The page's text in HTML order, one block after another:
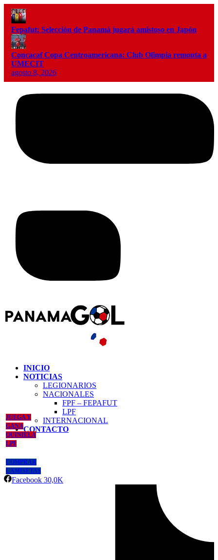
Fepafut: Selección de Panamá jugará amistoso en Japón
Concacaf Copa Centroamericana: Club Olimpia remonta a
UMECIT
agosto 8, 2026
INICIO
NOTICIAS
LEGIONARIOS
NACIONALES
FPF – FEPAFUT
LPF
INTERNACIONAL
CONTACTO
JUEGA Y
GANA
QUINIELA
LPF
COMPRAR
CAMISETAS
Facebook 30,0K